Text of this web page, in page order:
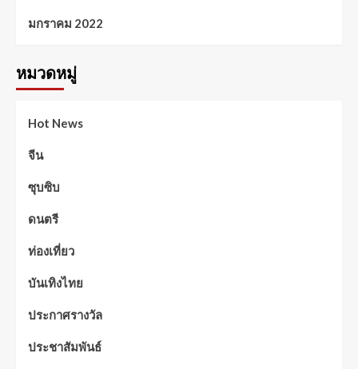
มกราคม 2022
หมวดหมู่
Hot News
จีน
ซุบซิบ
ดนตรี
ท่องเที่ยว
บันเทิงไทย
ประกาศรางวัล
ประชาสัมพันธ์